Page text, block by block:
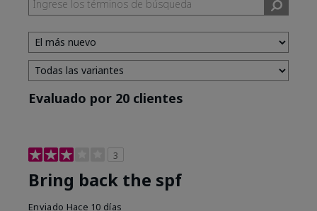
Evaluado por 20 clientes
3
Bring back the spf
Enviado Hace 10 días